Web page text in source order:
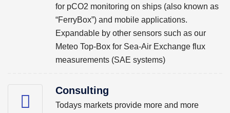
for pCO2 monitoring on ships (also known as
“FerryBox”) and mobile applications.
Expandable by other sensors such as our
Meteo Top-Box for Sea-Air Exchange flux
measurements (SAE systems)
Consulting
Todays markets provide more and more